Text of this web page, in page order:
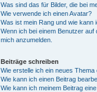
Was sind das für Bilder, die bei
Wie verwende ich einen Avatar?
Was ist mein Rang und wie kann
Wenn ich bei einem Benutzer
mich anzumelden.
Beiträge schreiben
Wie erstelle ich ein neues Thema
Wie kann ich einen Beitrag
Wie kann ich meinem Beitrag